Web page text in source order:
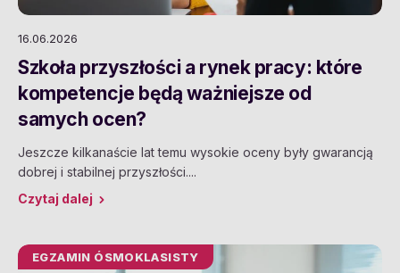
16.06.2026
Szkoła przyszłości a rynek pracy: które
kompetencje będą ważniejsze od
samych ocen?
Jeszcze kilkanaście lat temu wysokie oceny były gwarancją
dobrej i stabilnej przyszłości....
Czytaj dalej
EGZAMIN ÓSMOKLASISTY